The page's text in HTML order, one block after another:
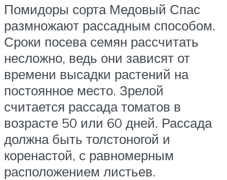
Помидоры сорта Медовый Спас
размножают рассадным способом.
Сроки посева семян рассчитать
несложно, ведь они зависят от
времени высадки растений на
постоянное место. Зрелой
считается рассада томатов в
возрасте 50 или 60 дней. Рассада
должна быть толстоногой и
коренастой, с равномерным
расположением листьев.